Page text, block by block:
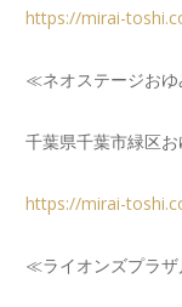
https://mirai-
≪ネオステージお
千葉県千葉市緑区
https://mirai-
≪ライオンズプラ